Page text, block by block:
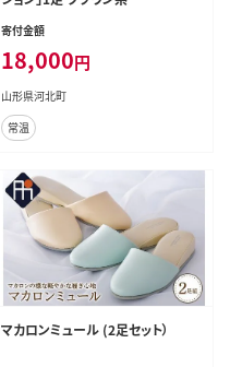
寄付金額
18,000円
山形県河北町
常温
マカロンミュール (2足セット）